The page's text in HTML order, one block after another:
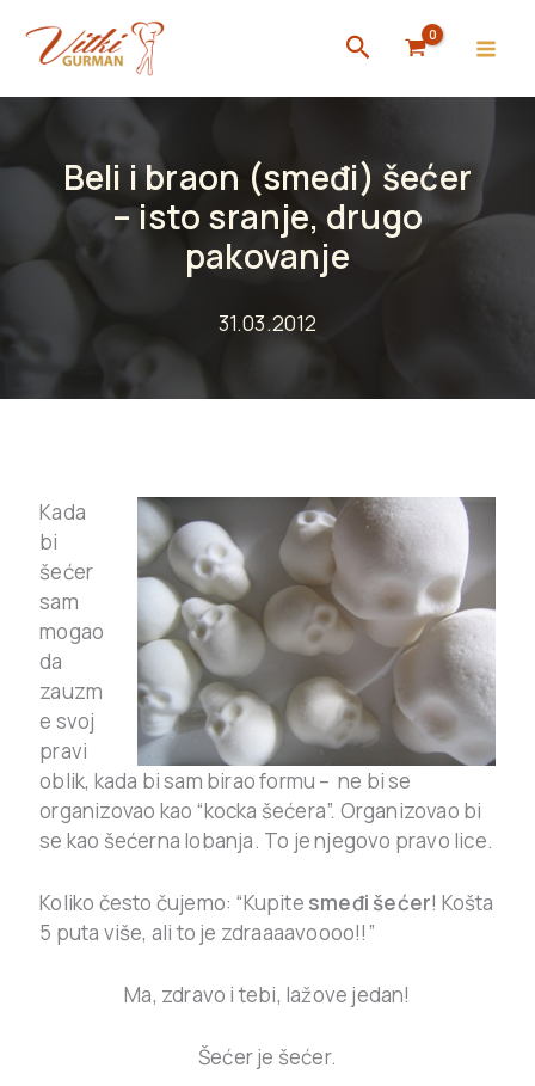
content
Search
Beli i braon (smeđi) šećer
– isto sranje, drugo
pakovanje
31.03.2012
Kada
bi
šećer
sam
mogao
da
zauzm
e svoj
pravi
oblik, kada bi sam birao formu – ne bi se
organizovao kao “kocka šećera”. Organizovao bi
se kao šećerna lobanja. To je njegovo pravo lice.
Koliko često čujemo: “Kupite smeđi šećer! Košta
5 puta više, ali to je zdraaaavoooo!!”
Ma, zdravo i tebi, lažove jedan!
Šećer je šećer.